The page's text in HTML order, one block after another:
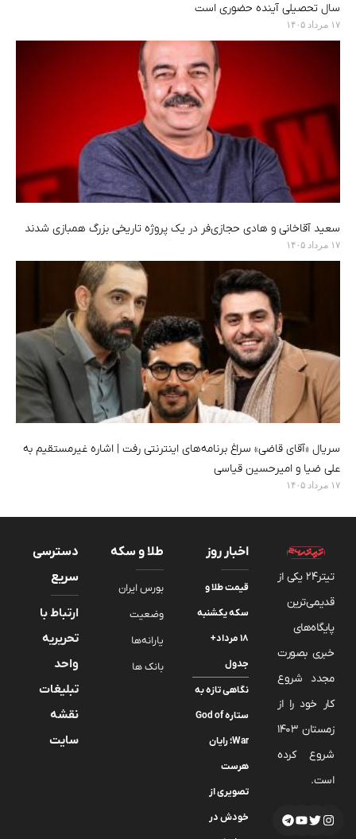
سال تحصیلی آینده حضوری است
۱۷ مرداد ۱۴۰۵
سعید آقاخانی و هادی حجازی‌فر در یک پروژه تاریخی بزرگ همبازی شدند
۱۷ مرداد ۱۴۰۵
سریال «آقای قاضی» سراغ برنامه‌های اینترنتی رفت | اشاره غیرمستقیم به
علی ضیا و امیرحسین قیاسی
۱۷ مرداد ۱۴۰۵
تیتر24 یکی از
قدیمی‌ترین
پایگاه‌های
خبری بصورت
مجدد شروع
کار خود را از
زمستان 1403
شروع کرده
است.
اخبار روز
قیمت طلا و
سکه یکشنبه
۱۸ مرداد+
جدول
نگاهی تازه به
ستاره God of
War؛ رایان
هرست
تصویری از
خودش در
طلا و سکه
بورس ایران
وضعیت
یارانه‌ها
بانک ها
دسترسی
سریع
ارتباط با
تحریریه
واحد
تبلیغات
نقشه
سایت